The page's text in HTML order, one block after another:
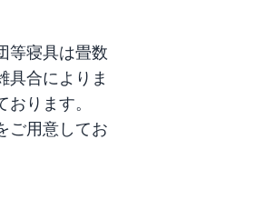
等寝具は畳数
具合によりま
ります。
ご用意してお